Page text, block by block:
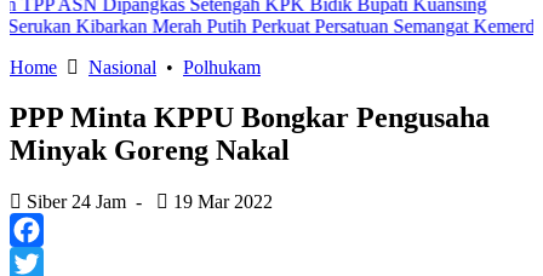
Merah Putih Perkuat Persatuan Semangat Kemerdekaan
Home
Nasional • Polhukam
PPP Minta KPPU Bongkar Pengusaha
Minyak Goreng Nakal
Siber 24 Jam - 19 Mar 2022
Facebook